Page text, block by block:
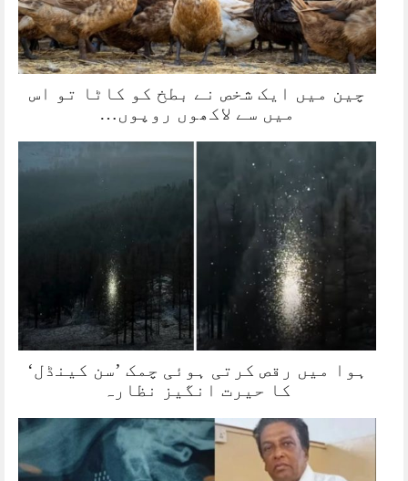
چین میں ایک شخص نے بطخ کو کاٹا تو اس
میں سے لاکھوں روپوں…
ہوا میں رقص کرتی ہوئی چمک ’سن کینڈل‘
کا حیرت انگیز نظارہ